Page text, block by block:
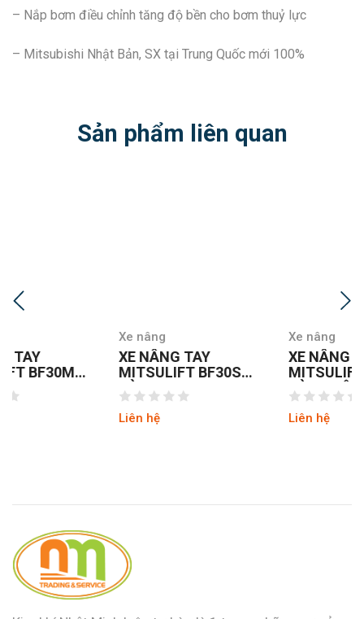
– Nắp bơm điều chỉnh tăng độ bền cho bơm thuỷ lực
– Mitsubishi Nhật Bản, SX tại Trung Quốc mới 100%
Sản phẩm liên quan
XE NÂNG TAY
MITSULIFT BF30S
XE NÂNG TAY
MITSULIFT BF35M